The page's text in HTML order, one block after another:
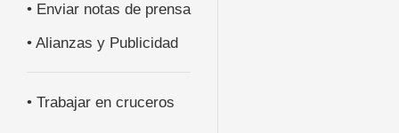
• Enviar notas de prensa
• Alianzas y Publicidad
• Trabajar en cruceros